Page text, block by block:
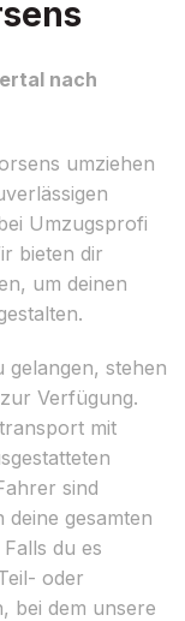
nach
umziehen
Umzugsprofi
bieten dir
um deinen
stehen
Verfügung.
mit
sind
gesamten
du es
oder
bei dem unsere